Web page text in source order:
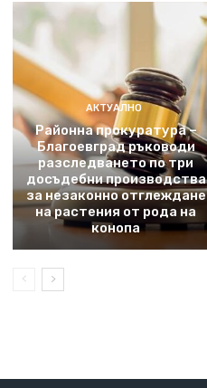
АКТУАЛНО
Районна прокуратура –
Благоевград ръководи
разследването по три
досъдебни производства
за незаконно отглеждане
на растения от рода на
конопа